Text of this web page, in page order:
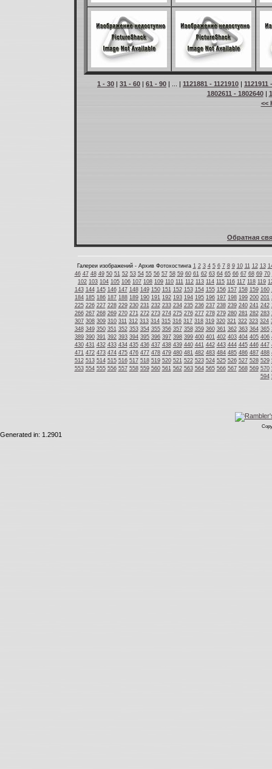
1 - 30 | 31 - 60 | 61 - 90 | ... | 1121881 - 1121910 | 1121911
1802611 - 1802640|
<<
Обратная
Галереи изображений - Архив Фотохостинга 1 2 3 4 5 6 7 8 9 10 11 12 13
46 47 48 49 50 51 52 53 54 55 56 57 58 59 60 61 62 63 64 65 66 67 68 69 70
102 103 104 105 106 107 108 109 110 111 112 113 114 115 116 117 118 119
143 144 145 146 147 148 149 150 151 152 153 154 155 156 157 158 159 160
184 185 186 187 188 189 190 191 192 193 194 195 196 197 198 199 200 201
225 226 227 228 229 230 231 232 233 234 235 236 237 238 239 240 241 242
266 267 268 269 270 271 272 273 274 275 276 277 278 279 280 281 282 283
307 308 309 310 311 312 313 314 315 316 317 318 319 320 321 322 323 324
348 349 350 351 352 353 354 355 356 357 358 359 360 361 362 363 364 365
389 390 391 392 393 394 395 396 397 398 399 400 401 402 403 404 405 406
430 431 432 433 434 435 436 437 438 439 440 441 442 443 444 445 446 447
471 472 473 474 475 476 477 478 479 480 481 482 483 484 485 486 487 488
512 513 514 515 516 517 518 519 520 521 522 523 524 525 526 527 528 529
553 554 555 556 557 558 559 560 561 562 563 564 565 566 567 568 569 570
594
Generated in: 1.2901